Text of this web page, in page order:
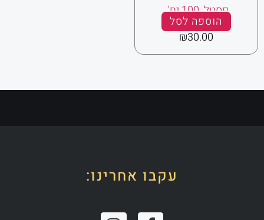
פסטל 100 יח' .
הוספה לסל
₪30.00
עקבו אחרינו: